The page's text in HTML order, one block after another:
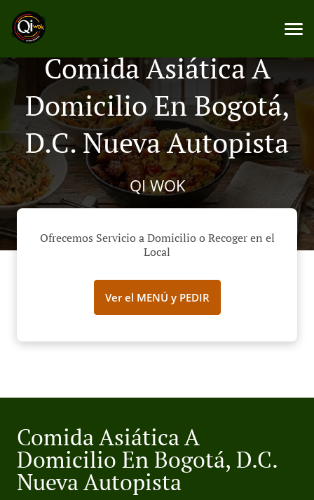
Comida Asiática A
Domicilio En Bogotá,
D.C. Nueva Autopista
QI WOK
Ofrecemos Servicio a Domicilio o Recoger en el
Local
Ver el MENÚ y PEDIR
Comida Asiática A
Domicilio En Bogotá, D.C.
Nueva Autopista